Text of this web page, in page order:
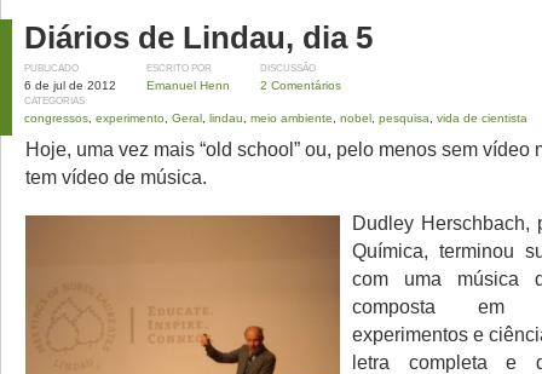
Diários de Lindau, dia 5
PUBLICADO
6 de jul de 2012
ESCRITO POR
Emanuel Henn
DISCUSSÃO
2 Comentários
CATEGORIAS
congressos experimento Geral lindau meio ambiente nobel pesquisa vida de cientista
Hoje, uma vez mais “old school” ou, pelo menos sem vídeo
tem vídeo de música.
Dudley Herschbach,
Química, terminou
com uma música
composta em
experimentos e
letra completa e